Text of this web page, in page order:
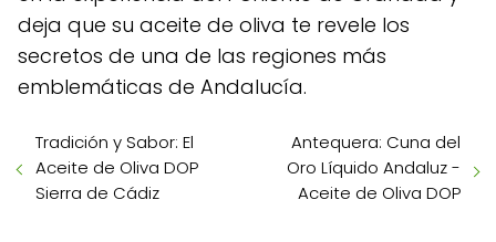
deja que su aceite de oliva te revele los
secretos de una de las regiones más
emblemáticas de Andalucía.
Tradición y Sabor: El
Aceite de Oliva DOP
Sierra de Cádiz
Antequera: Cuna del
Oro Líquido Andaluz -
Aceite de Oliva DOP